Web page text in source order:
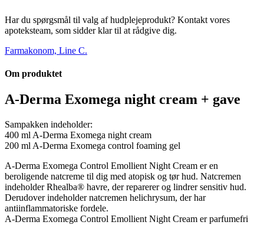
Har du spørgsmål til valg af hudplejeprodukt? Kontakt vores
apoteksteam, som sidder klar til at rådgive dig.
Farmakonom, Line C.
Om produktet
A-Derma Exomega night cream + gave
Sampakken indeholder:
400 ml A-Derma Exomega night cream
200 ml A-Derma Exomega control foaming gel
A-Derma Exomega Control Emollient Night Cream er en
beroligende natcreme til dig med atopisk og tør hud. Natcremen
indeholder Rhealba® havre, der reparerer og lindrer sensitiv hud.
Derudover indeholder natcremen helichrysum, der har
antiinflammatoriske fordele.
A-Derma Exomega Control Emollient Night Cream er parfumefri